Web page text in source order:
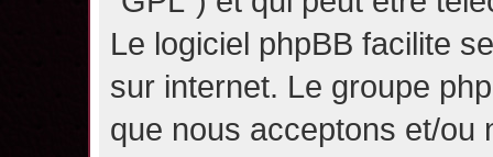
Le logiciel phpBB facilite
sur internet. Le groupe
que nous acceptons et/ou